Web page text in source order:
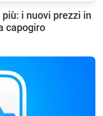
i nuovi prezzi in
capogiro